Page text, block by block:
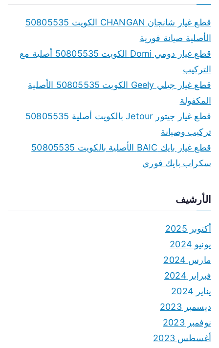
r
قطع غيار شانجان CHANGAN الكويت 50805535
الأصلية صيانة فورية
قطع غيار دومي Domi الكويت 50805535 أصلية مع
التركيب
قطع غيار جيلي Geely الكويت 50805535 الأصلية
المكفولة
قطع غيار جيتور Jetour بالكويت أصلية 50805535
تركيب وصيانة
قطع غيار بايك BAIC الأصلية بالكويت 50805535
سكراب بايك فوري
الأرشيف
أكتوبر 2025
يونيو 2024
مارس 2024
فبراير 2024
يناير 2024
ديسمبر 2023
نوفمبر 2023
أغسطس 2023